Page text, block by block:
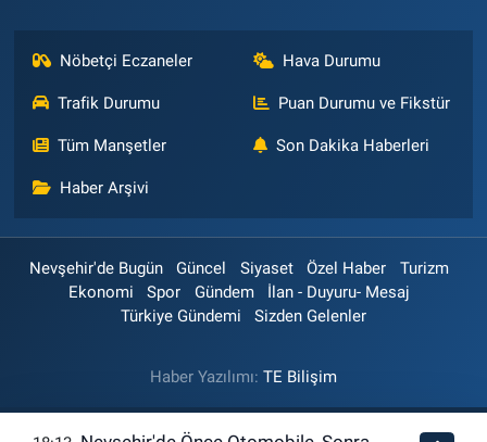
Nöbetçi Eczaneler Hava Durumu
Trafik Durumu Puan Durumu ve Fikstür
Tüm Manşetler Son Dakika Haberleri
Haber Arşivi
Nevşehir'de Bugün Güncel Siyaset Özel Haber
Turizm
Ekonomi
Spor Gündem
İlan - Duyuru- Mesaj
Türkiye Gündemi
Sizden Gelenler
Haber Yazılımı: TE Bilişim